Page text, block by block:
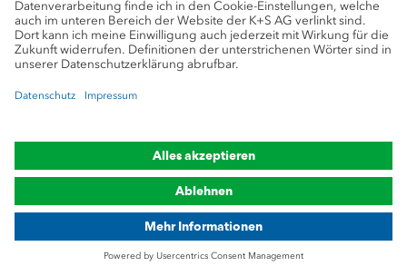
ISO 14001
ISO14001 Zertifikat
Rückstandsmanagement inklusive
Aufhaldung der Rückstände und
Entsorgung der Salzwässer am Standort